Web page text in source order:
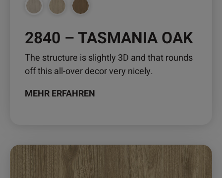
2840 – TASMANIA OAK
The structure is slightly 3D and that rounds
off this all-over decor very nicely.
MEHR ERFAHREN
Produktseite
werden
Dieses
Produkt